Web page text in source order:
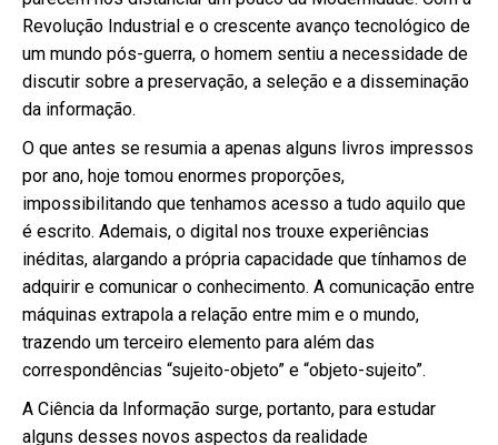
Revolução Industrial e o crescente avanço tecnológico de
um mundo pós-guerra, o homem sentiu a necessidade de
discutir sobre a preservação, a seleção e a disseminação
da informação.
O que antes se resumia a apenas alguns livros impressos
por ano, hoje tomou enormes proporções,
impossibilitando que tenhamos acesso a tudo aquilo que
é escrito. Ademais, o digital nos trouxe experiências
inéditas, alargando a própria capacidade que tínhamos de
adquirir e comunicar o conhecimento. A comunicação entre
máquinas extrapola a relação entre mim e o mundo,
trazendo um terceiro elemento para além das
correspondências “sujeito-objeto” e “objeto-sujeito”.
A Ciência da Informação surge, portanto, para estudar
alguns desses novos aspectos da realidade